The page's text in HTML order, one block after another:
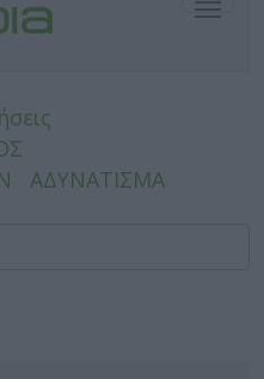
ΑΔΥΝΑΤΙΣΜΑ